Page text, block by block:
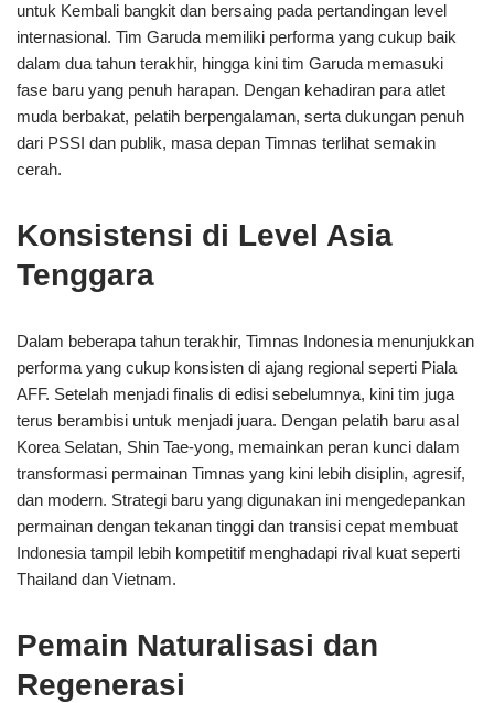
untuk Kembali bangkit dan bersaing pada pertandingan level
internasional. Tim Garuda memiliki performa yang cukup baik
dalam dua tahun terakhir, hingga kini tim Garuda memasuki
fase baru yang penuh harapan. Dengan kehadiran para atlet
muda berbakat, pelatih berpengalaman, serta dukungan penuh
dari PSSI dan publik, masa depan Timnas terlihat semakin
cerah.
Konsistensi di Level Asia
Tenggara
Dalam beberapa tahun terakhir, Timnas Indonesia menunjukkan
performa yang cukup konsisten di ajang regional seperti Piala
AFF. Setelah menjadi finalis di edisi sebelumnya, kini tim juga
terus berambisi untuk menjadi juara. Dengan pelatih baru asal
Korea Selatan, Shin Tae-yong, memainkan peran kunci dalam
transformasi permainan Timnas yang kini lebih disiplin, agresif,
dan modern. Strategi baru yang digunakan ini mengedepankan
permainan dengan tekanan tinggi dan transisi cepat membuat
Indonesia tampil lebih kompetitif menghadapi rival kuat seperti
Thailand dan Vietnam.
Pemain Naturalisasi dan
Regenerasi